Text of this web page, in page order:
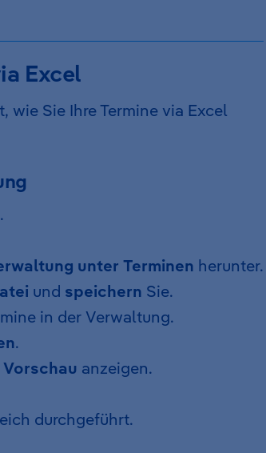
Excel
Sie Ihre Termine via Excel
.
unter Terminen herunter.
und speichern Sie.
in der Verwaltung.
.
anzeigen.
durchgeführt.